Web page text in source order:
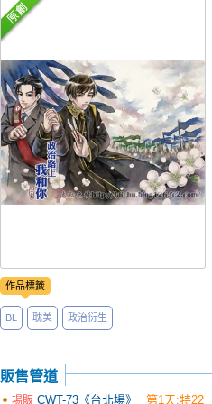
作品標籤
BL 耽美 政治衍生
販售管道
場販 CWT-73《台北場》 第1天:特22